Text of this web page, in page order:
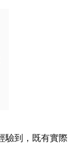
驗到，既有實際